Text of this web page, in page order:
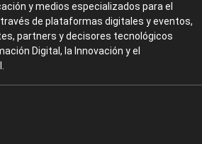
y medios especializados para el
de plataformas digitales y eventos,
partners y decisores tecnológicos
Digital, la Innovación y el